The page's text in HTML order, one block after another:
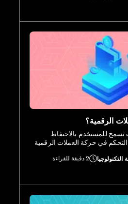
الرقمية؟
للمستخدم بالاحتفاظ
التحكم في حركة العملات الرقمية
المختلفة، والتي تتميز باتصالها
التكنولوجيا
2 دقيقة للقراءة